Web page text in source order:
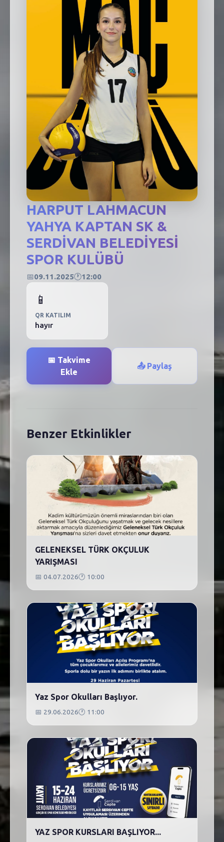
HARPUT LAHMACUN
YAHYA KAPTAN SK &
SERDİVAN BELEDİYESİ
SPOR KULÜBÜ
📅09.11.2025🕐12:00
📱
QR KATILIM
hayır
📅 Takvime
Ekle
📤 Paylaş
Benzer Etkinlikler
GELENEKSEL TÜRK OKÇULUK
YARIŞMASI
📅 04.07.2026🕐 10:00
Yaz Spor Okulları Başlıyor.
📅 29.06.2026🕐 11:00
YAZ SPOR KURSLARI BAŞLIYOR...
SEBİK
E NÖBETÇI ECZANELER
SABSIS - AFET
TRAFIKPARK
KÜREK
PARKLAR
PAZAR YERLERI
ATIK YÖNETIM
PLANETARYUM